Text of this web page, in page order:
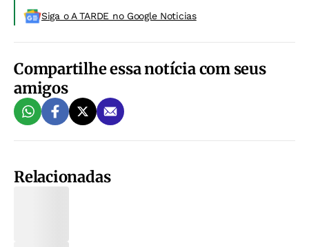
Siga o A TARDE no Google Noticias
Compartilhe essa notícia com seus
amigos
Relacionadas